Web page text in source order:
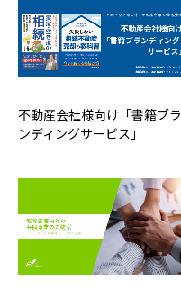
不動産会社様向け「書籍ブラ
ンディングサービス」